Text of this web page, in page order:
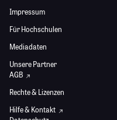
Impressum
Für Hochschulen
Mediadaten
Unsere Partner
AGB
Rechte & Lizenzen
Hilfe & Kontakt